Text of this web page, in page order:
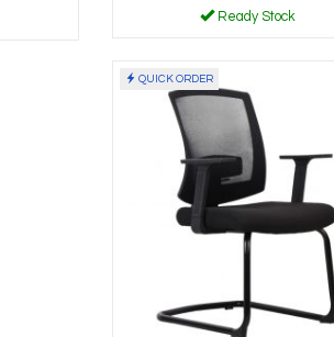
Ready Stock
QUICK ORDER